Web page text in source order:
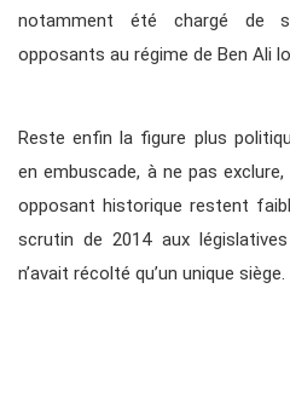
notamment été chargé de
opposants au régime de Ben Ali
Reste enfin la figure plus
en embuscade, à ne pas
opposant historique restent
scrutin de 2014 aux
n’avait récolté qu’un unique siège.